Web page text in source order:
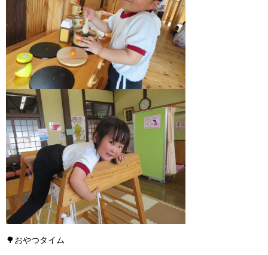
🌳おやつタイム